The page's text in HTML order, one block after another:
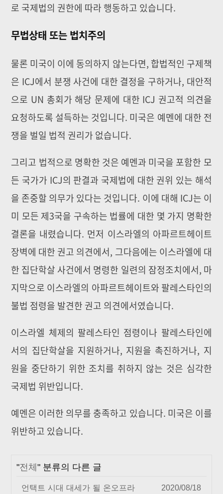
로 국제법의 권한에 따라 행동하고 있습니다.
무법상태 또는 법치주의
물론 미국이 이에 동의하지 않는다면, 합법적인 구제책
은 ICJ에서 분쟁 사건에 대한 결정을 구하거나, 대안적
으로 UN 총회가 해당 문제에 대한 ICJ 권고적 의견을
요청하도록 설득하는 것입니다. 미국은 예멘에 대한 전
쟁을 벌일 법적 권리가 없습니다.
그리고 법적으로 명확한 것은 예멘과 미국을 포함한 모
든 국가가 ICJ의 판결과 국제법에 대한 권위 있는 해석
을 존중할 의무가 있다는 것입니다. 이에 대해 ICJ는 이
미 모든 제3국을 구속하는 법률에 대한 몇 가지 명확한
결론을 내렸습니다. 먼저 이스라엘의 아파르트헤이트
장벽에 대한 권고 의견에서, 그다음에는 이스라엘에 대
한 집단학살 사건에서 명령한 일련의 잠정조치에서, 마
지막으로 이스라엘의 아파르트헤이트와 팔레스타인의
불법 점령을 발견한 권고 의견에서였습니다.
이스라엘 체제의 팔레스타인 점령이나 팔레스타인에
서의 집단학살을 지원하거나, 지원을 촉진하거나, 지
원을 중단하기 위한 조치를 취하지 않는 것은 심각한
국제법 위반입니다.
예멘은 이러한 의무를 충족하고 있습니다. 미국은 이를
위반하고 있습니다.
"전체" 분류의 다른 글
언택트 시대 대세가 될 온오프라
2020/08/18